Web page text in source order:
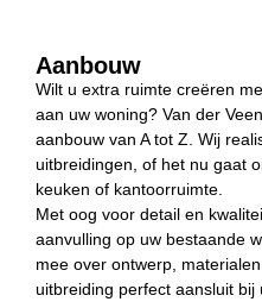
Aanbouw
Wilt u extra ruimte creëren
aan uw woning? Van der
aanbouw van A tot Z. Wij
uitbreidingen, of het nu gaat
keuken of kantoorruimte.
Met oog voor detail en
aanvulling op uw bestaande
mee over ontwerp,
uitbreiding perfect aansluit bij